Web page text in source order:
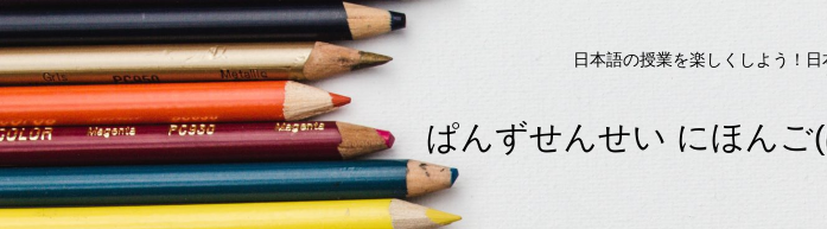
日本語の授業を楽しくしよう！
ぱんずせんせい にほん